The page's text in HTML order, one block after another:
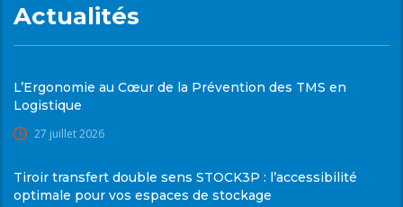
Actualités
L’Ergonomie au Cœur de la Prévention des TMS en
Logistique
27 juillet 2026
Tiroir transfert double sens STOCK3P : l’accessibilité
optimale pour vos espaces de stockage